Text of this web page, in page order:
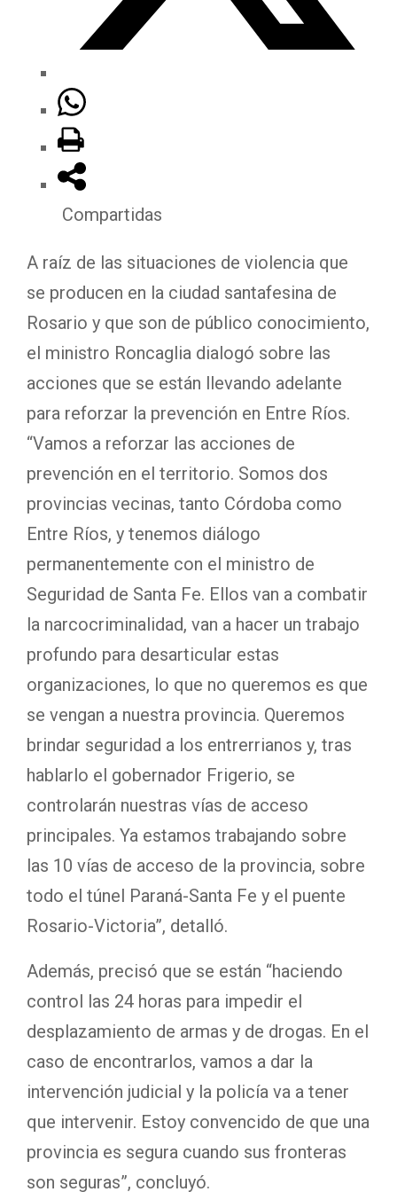
Compartidas
A raíz de las situaciones de violencia que
se producen en la ciudad santafesina de
Rosario y que son de público conocimiento,
el ministro Roncaglia dialogó sobre las
acciones que se están llevando adelante
para reforzar la prevención en Entre Ríos.
“Vamos a reforzar las acciones de
prevención en el territorio. Somos dos
provincias vecinas, tanto Córdoba como
Entre Ríos, y tenemos diálogo
permanentemente con el ministro de
Seguridad de Santa Fe. Ellos van a combatir
la narcocriminalidad, van a hacer un trabajo
profundo para desarticular estas
organizaciones, lo que no queremos es que
se vengan a nuestra provincia. Queremos
brindar seguridad a los entrerrianos y, tras
hablarlo el gobernador Frigerio, se
controlarán nuestras vías de acceso
principales. Ya estamos trabajando sobre
las 10 vías de acceso de la provincia, sobre
todo el túnel Paraná-Santa Fe y el puente
Rosario-Victoria”, detalló.
Además, precisó que se están “haciendo
control las 24 horas para impedir el
desplazamiento de armas y de drogas. En el
caso de encontrarlos, vamos a dar la
intervención judicial y la policía va a tener
que intervenir. Estoy convencido de que una
provincia es segura cuando sus fronteras
son seguras”, concluyó.